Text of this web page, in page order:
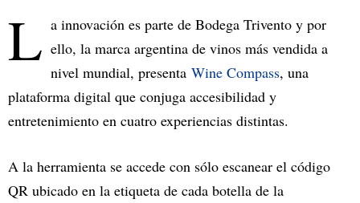
L a innovación es parte de Bodega Trivento y por
ello, la marca argentina de vinos más vendida a
nivel mundial, presenta Wine Compass, una
plataforma digital que conjuga accesibilidad y
entretenimiento en cuatro experiencias distintas.
A la herramienta se accede con sólo escanear el código
QR ubicado en la etiqueta de cada botella de la